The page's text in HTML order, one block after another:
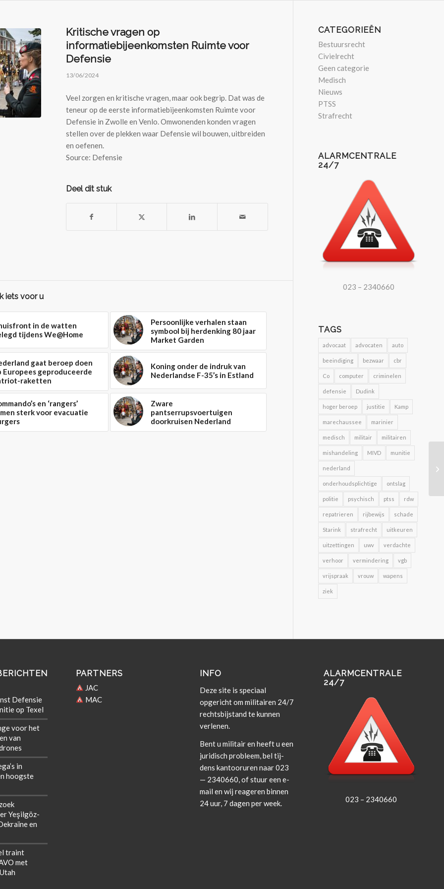
Kritische vragen op
informatiebijeenkomsten Ruimte voor
Defensie
13/06/2024
Veel zorgen en kritische vragen, maar ook begrip. Dat was de
teneur op de eerste informatiebijeenkomsten Ruimte voor
Defensie in Zwolle en Venlo. Omwonenden konden vragen
stellen over de plekken waar Defensie wil bouwen, uitbreiden
en oefenen.
Source: Defensie
Deel dit stuk
iets voor u
in de watten
tijdens We@Home
Persoonlijke verhalen staan
symbool bij herdenking 80 jaar
Market Garden
gaat beroep doen
Europees geproduceerde
raketten
Koning onder de indruk van
Nederlandse F-35’s in Estland
en ‘rangers’
sterk voor evacuatie
Zware
pantserrupsvoertuigen
doorkruisen Nederland
CATEGORIEËN
Bestuursrecht
Civielrecht
Geen categorie
Medisch
Nieuws
PTSS
Strafrecht
ALARMCENTRALE
24/7
023 – 2340660
TAGS
advocaat advocaten auto
beeindiging bezwaar cbr
Co computer criminelen
defensie Dudink
hoger beroep justitie Kamp
marechaussee marinier
medisch militair militairen
mishandeling MIVD munitie
nederland
onderhoudsplichtige ontslag
politie psychisch ptss rdw
repatrieren rijbewijs schade
Starink strafrecht uitkeuren
uitzettingen uwv verdachte
verhoor vermindering vgb
vrijspraak vrouw wapens
ziek
Defensie
op Texel
voor het
van
in
hoogste
Yeşilgöz-
en
traint
met
PARTNERS
JAC
MAC
INFO
Deze site is spe­ci­aal
opgericht om militairen 24/7
rechts­bi­j­s­tand te kun­nen
verlenen.
Bent u militair en heeft u een
juridisch prob­leem, bel tij­
dens kan­tooruren naar 023
— 2340660, of stuur een e-
mail en wij rea­geren bin­nen
24 uur, 7 dagen per week.
ALARMCENTRALE
24/7
023 – 2340660